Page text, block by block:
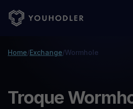
Home/Exchange/Wormhole
Troque